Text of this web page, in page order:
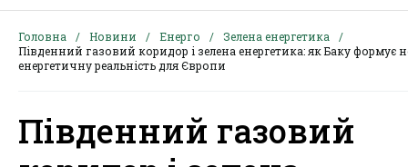
Головна Новини Енерго
Зелена енергетика
Південний газовий коридор і зелена енергетика: як Баку формує
енергетичну реальність для Європи
Південний газовий